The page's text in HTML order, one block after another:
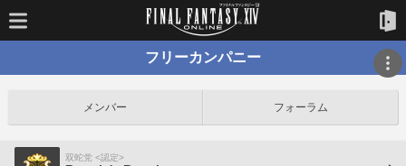
フリーカンパニー
メンバー フォーラム
双蛇党 <認定>